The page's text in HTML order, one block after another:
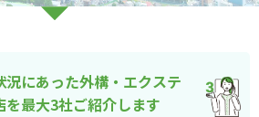
況にあった外構・エクステ
を最大3社ご紹介します